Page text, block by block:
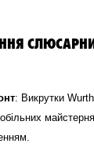
: Викрутки